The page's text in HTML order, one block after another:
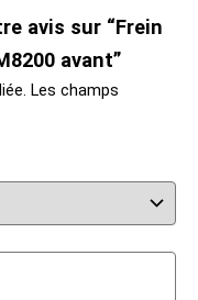
avis sur “Frein
avant”
Les champs